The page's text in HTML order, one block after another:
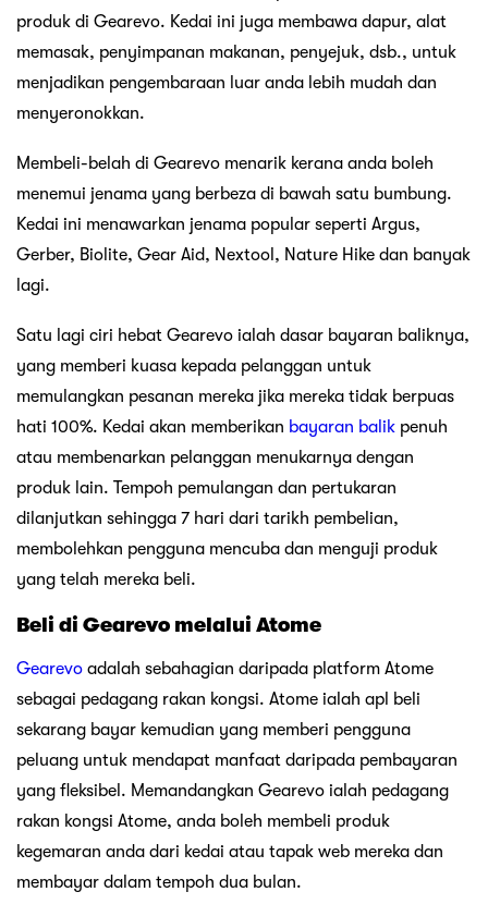
atau membenarkan pelanggan menukarnya dengan
produk lain. Tempoh pemulangan dan pertukaran
dilanjutkan sehingga 7 hari dari tarikh pembelian,
membolehkan pengguna mencuba dan menguji produk
Gearevo adalah sebahagian daripada platform Atome
sebagai pedagang rakan kongsi. Atome ialah apl beli
sekarang bayar kemudian yang memberi pengguna
yang fleksibel. Memandangkan Gearevo ialah pedagang
rakan kongsi Atome, anda boleh membeli produk
kegemaran anda dari kedai atau tapak web mereka dan
membayar dalam tempoh dua bulan.
Apakah itu Atom, dan bagaimana
ia berfungsi?
termasuk Malaysia, Tanah Besar China, Jepun, Filipina,
dsb. Dengan lebih 10,000 rakan kongsi pedagang, Atome
mempunyai rangkaian yang luas yang membolehkan
penggunanya membeli-belah merentas fesyen, gaya
hidup, aksesori dan banyak lagi.
First Order Up To RM15 Off! Download Atome!
Apl Atome ( dapatkan apl) membolehkan anda